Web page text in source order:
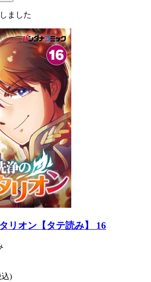
ました
リオン【タテ読み】 16
込)